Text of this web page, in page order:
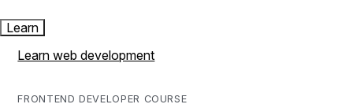
Learn
Learn web development
FRONTEND DEVELOPER COURSE